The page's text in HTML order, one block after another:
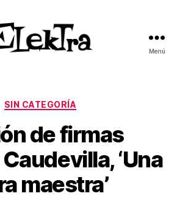
Menú
Categorías
SIN CATEGORÍA
de firmas
‘Una
maestra’